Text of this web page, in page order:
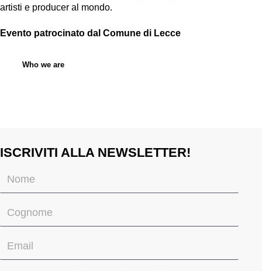
artisti e producer al mondo.
Evento patrocinato dal Comune di Lecce
Who we are
ISCRIVITI ALLA NEWSLETTER!